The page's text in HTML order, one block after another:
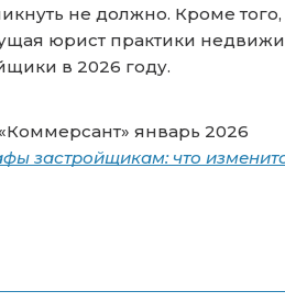
не должно. Кроме
юрист практики
в 2026 году.
январь 2026
застройщикам: что